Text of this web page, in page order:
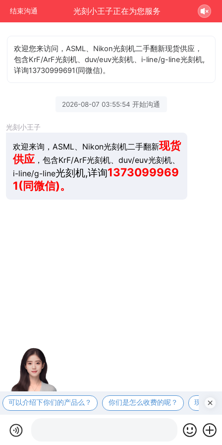
结束沟通 光刻小王子正在为您服务
欢迎您来访问，ASML、Nikon光刻机二手翻新现货供应，
包含KrF/ArF光刻机、duv/euv光刻机、i-line/g-line光刻机,
详询13730999691(同微信)。
2026-08-07 03:55:54 开始沟通
光刻小王子
欢迎来询，ASML、Nikon光刻机二手翻新现货
供应，包含KrF/ArF光刻机、duv/euv光刻机、
i-line/g-line光刻机,详询1373099969
1(同微信)。
可以介绍下你们的产品么？ 你们是怎么收费的呢？ 现在有